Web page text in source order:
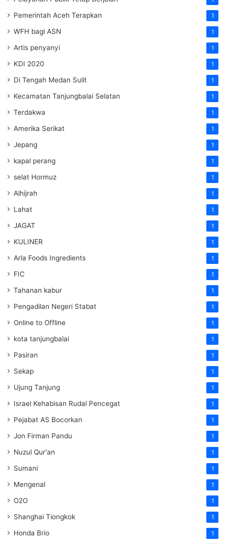
Pemerintah Aceh Terapkan 1
WFH bagi ASN 1
Artis penyanyi 1
KDI 2020 1
Di Tengah Medan Sulit 1
Kecamatan Tanjungbalai Selatan 1
Terdakwa 1
Amerika Serikat 1
Jepang 1
kapal perang 1
selat Hormuz 1
Alhijrah 1
Lahat 1
JAGAT 1
KULINER 1
Arla Foods Ingredients 1
FIC 1
Tahanan kabur 1
Pengadilan Negeri Stabat 1
Online to Offline 1
kota tanjungbalai 1
Pasiran 1
Sekap 1
Ujung Tanjung 1
Israel Kehabisan Rudal Pencegat 1
Pejabat AS Bocorkan 1
Jon Firman Pandu 1
Nuzul Qur'an 1
Sumani 1
Mengenal 1
O2O 1
Shanghai Tiongkok 1
Honda Brio 1